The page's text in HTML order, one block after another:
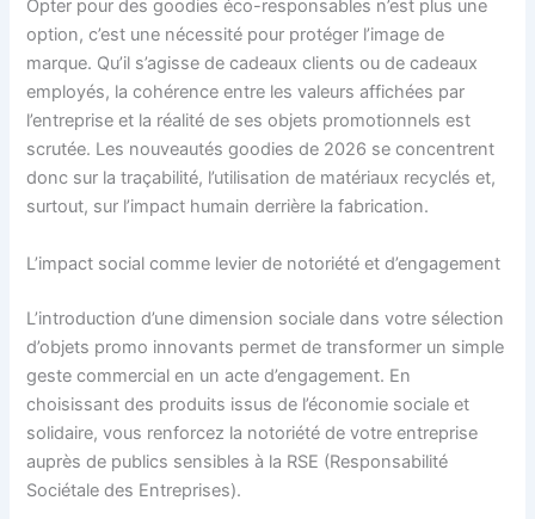
Opter pour des goodies éco-responsables n’est plus une
option, c’est une nécessité pour protéger l’image de
marque. Qu’il s’agisse de cadeaux clients ou de cadeaux
employés, la cohérence entre les valeurs affichées par
l’entreprise et la réalité de ses objets promotionnels est
scrutée. Les nouveautés goodies de 2026 se concentrent
donc sur la traçabilité, l’utilisation de matériaux recyclés et,
surtout, sur l’impact humain derrière la fabrication.
L’impact social comme levier de notoriété et d’engagement
L’introduction d’une dimension sociale dans votre sélection
d’objets promo innovants permet de transformer un simple
geste commercial en un acte d’engagement. En
choisissant des produits issus de l’économie sociale et
solidaire, vous renforcez la notoriété de votre entreprise
auprès de publics sensibles à la RSE (Responsabilité
Sociétale des Entreprises).